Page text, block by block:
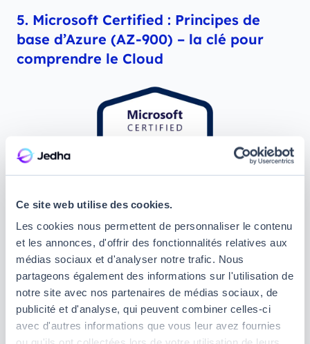
Ce site web utilise des cookies.
Les cookies nous permettent de personnaliser le contenu
et les annonces, d'offrir des fonctionnalités relatives aux
médias sociaux et d'analyser notre trafic. Nous
partageons également des informations sur l'utilisation de
notre site avec nos partenaires de médias sociaux, de
publicité et d'analyse, qui peuvent combiner celles-ci
avec d'autres informations que vous leur avez fournies
5. Microsoft Certified : Principes de
base d’Azure (AZ-900) – la clé pour
comprendre le Cloud
Lacertification AZ-900 Microsoft Certified :
Principes de base d’Azureest conçue pour ceux qui
souhaitent maîtriser les fondamentaux de la
plateforme Azure et des services Cloud associés.